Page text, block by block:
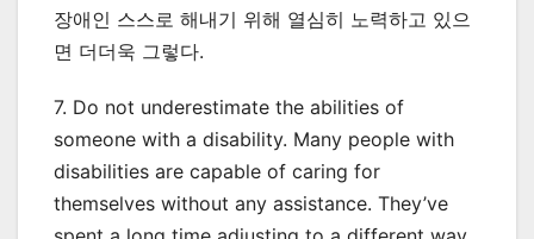
장애인 스스로 해내기 위해 열심히 노력하고 있으
면 더더욱 그렇다.
7. Do not underestimate the abilities of
someone with a disability. Many people with
disabilities are capable of caring for
themselves without any assistance. They’ve